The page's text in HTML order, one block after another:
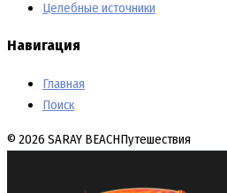
Целебные источники
Навигация
Главная
Поиск
© 2026 SARAY BEACHПутешествия